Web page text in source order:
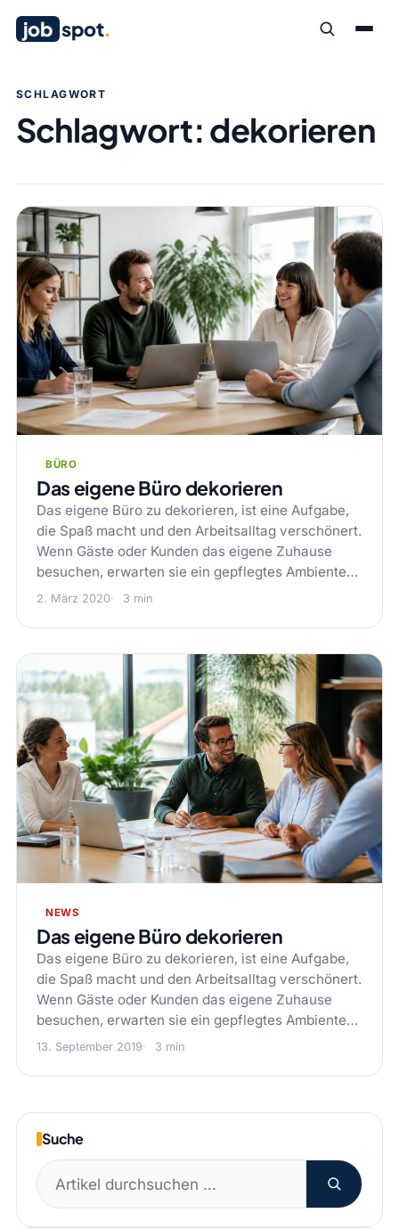
job spot.
SCHLAGWORT
Schlagwort:dekorieren
BÜRO
Das eigene Büro dekorieren
Das eigene Büro zu dekorieren, ist eine Aufgabe,
die Spaß macht und den Arbeitsalltag verschönert.
Wenn Gäste oder Kunden das eigene Zuhause
besuchen, erwarten sie ein gepflegtes Ambiente…
2. März 2020 3 min
NEWS
Das eigene Büro dekorieren
Das eigene Büro zu dekorieren, ist eine Aufgabe,
die Spaß macht und den Arbeitsalltag verschönert.
Wenn Gäste oder Kunden das eigene Zuhause
besuchen, erwarten sie ein gepflegtes Ambiente…
13. September 2019 3 min
Suche
Suchen
nach: